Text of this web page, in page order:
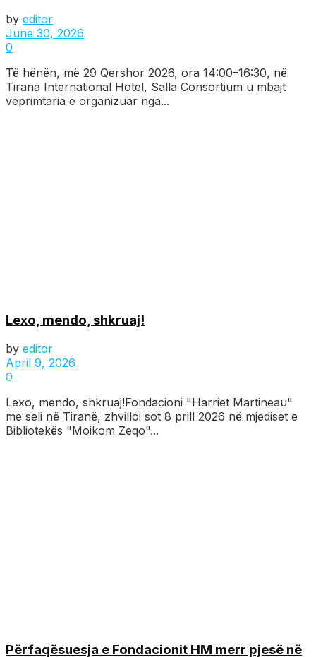
by editor
June 30, 2026
0
Të hënën, më 29 Qershor 2026, ora 14:00–16:30, në
Tirana International Hotel, Salla Consortium u mbajt
veprimtaria e organizuar nga...
Lexo, mendo, shkruaj!
by editor
April 9, 2026
0
Lexo, mendo, shkruaj!Fondacioni "Harriet Martineau"
me seli në Tiranë, zhvilloi sot 8 prill 2026 në mjediset e
Bibliotekës "Moikom Zeqo"...
Përfaqësuesja e Fondacionit HM merr pjesë në